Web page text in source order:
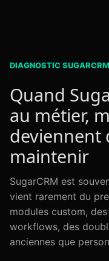
DIAGNOSTIC SUGARCRM
Quand
au métier,
deviennent
maintenir
SugarCRM est
vient rarement du
modules custom,
workflows, des
anciennes que